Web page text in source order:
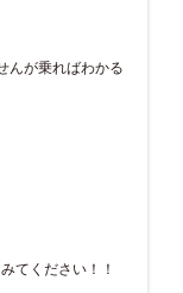
んが乗ればわかる
てください！！